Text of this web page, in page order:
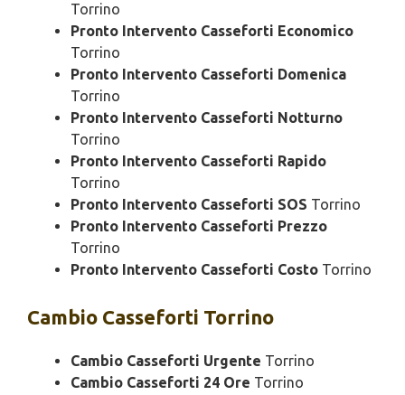
Torrino
Pronto Intervento Casseforti Economico
Torrino
Pronto Intervento Casseforti Domenica
Torrino
Pronto Intervento Casseforti Notturno
Torrino
Pronto Intervento Casseforti Rapido
Torrino
Pronto Intervento Casseforti SOS Torrino
Pronto Intervento Casseforti Prezzo
Torrino
Pronto Intervento Casseforti Costo Torrino
Cambio Casseforti Torrino
Cambio Casseforti Urgente Torrino
Cambio Casseforti 24 Ore Torrino